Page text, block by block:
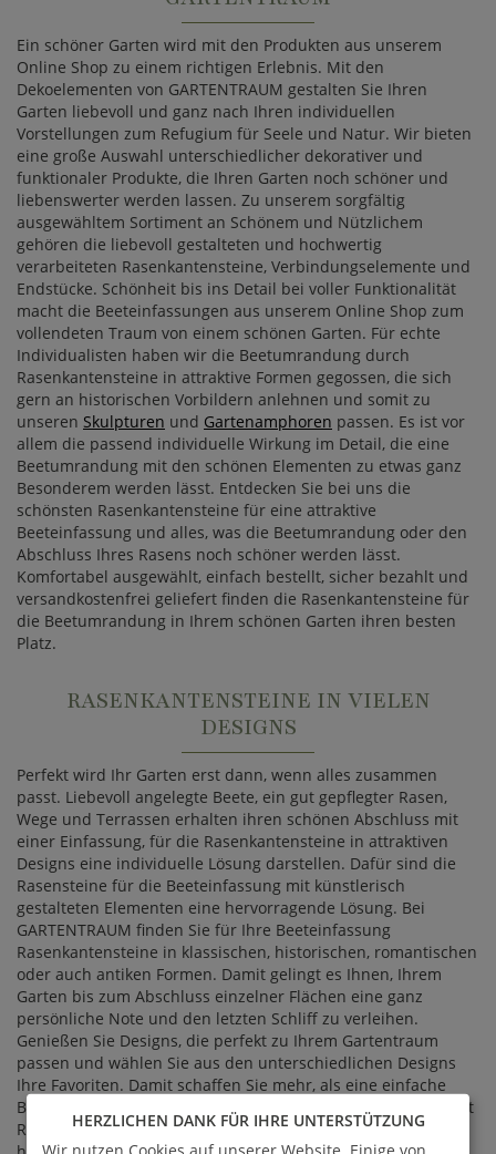
Ein schöner Garten wird mit den Produkten aus unserem
Online Shop zu einem richtigen Erlebnis. Mit den
Dekoelementen von GARTENTRAUM gestalten Sie Ihren
Garten liebevoll und ganz nach Ihren individuellen
Vorstellungen zum Refugium für Seele und Natur. Wir bieten
eine große Auswahl unterschiedlicher dekorativer und
funktionaler Produkte, die Ihren Garten noch schöner und
liebenswerter werden lassen. Zu unserem sorgfältig
ausgewähltem Sortiment an Schönem und Nützlichem
gehören die liebevoll gestalteten und hochwertig
verarbeiteten Rasenkantensteine, Verbindungselemente und
Endstücke. Schönheit bis ins Detail bei voller Funktionalität
macht die Beeteinfassungen aus unserem Online Shop zum
vollendeten Traum von einem schönen Garten. Für echte
Individualisten haben wir die Beetumrandung durch
Rasenkantensteine in attraktive Formen gegossen, die sich
gern an historischen Vorbildern anlehnen und somit zu
unseren Skulpturen und Gartenamphoren passen. Es ist vor
allem die passend individuelle Wirkung im Detail, die eine
Beetumrandung mit den schönen Elementen zu etwas ganz
Besonderem werden lässt. Entdecken Sie bei uns die
schönsten Rasenkantensteine für eine attraktive
Beeteinfassung und alles, was die Beetumrandung oder den
Abschluss Ihres Rasens noch schöner werden lässt.
Komfortabel ausgewählt, einfach bestellt, sicher bezahlt und
versandkostenfrei geliefert finden die Rasenkantensteine für
die Beetumrandung in Ihrem schönen Garten ihren besten
Platz.
RASENKANTENSTEINE IN VIELEN
DESIGNS
Perfekt wird Ihr Garten erst dann, wenn alles zusammen
passt. Liebevoll angelegte Beete, ein gut gepflegter Rasen,
Wege und Terrassen erhalten ihren schönen Abschluss mit
einer Einfassung, für die Rasenkantensteine in attraktiven
Designs eine individuelle Lösung darstellen. Dafür sind die
Rasensteine für die Beeteinfassung mit künstlerisch
gestalteten Elementen eine hervorragende Lösung. Bei
GARTENTRAUM finden Sie für Ihre Beeteinfassung
Rasenkantensteine in klassischen, historischen, romantischen
oder auch antiken Formen. Damit gelingt es Ihnen, Ihrem
Garten bis zum Abschluss einzelner Flächen eine ganz
persönliche Note und den letzten Schliff zu verleihen.
Genießen Sie Designs, die perfekt zu Ihrem Gartentraum
passen und wählen Sie aus den unterschiedlichen Designs
Ihre Favoriten. Damit schaffen Sie mehr, als eine einfache
Beetumrandung. Sie komplettieren Ihren schönen Garten mit
Rasenkantensteinen, die ebenso reizvoll im Design wie
HERZLICHEN DANK FÜR IHRE UNTERSTÜTZUNG